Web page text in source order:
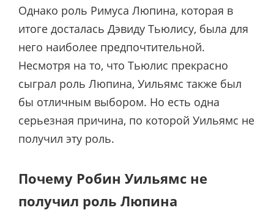
Однако роль Римуса Люпина, которая в
итоге досталась Дэвиду Тьюлису, была для
него наиболее предпочтительной.
Несмотря на то, что Тьюлис прекрасно
сыграл роль Люпина, Уильямс также был
бы отличным выбором. Но есть одна
серьезная причина, по которой Уильямс не
получил эту роль.
Почему Робин Уильямс не
получил роль Люпина